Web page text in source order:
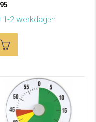
95
1-2 werkdagen